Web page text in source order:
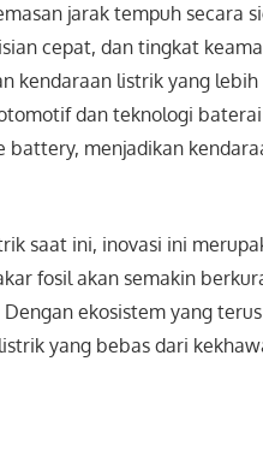
jarak tempuh secara
cepat, dan tingkat
kendaraan listrik yang
dan teknologi
battery, menjadikan
saat ini, inovasi ini
fosil akan semakin
ekosistem yang
yang bebas dari